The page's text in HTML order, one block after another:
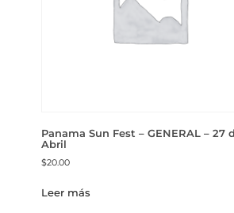
Panama Sun Fest – GENERAL – 27
Abril
$20.00
Leer más